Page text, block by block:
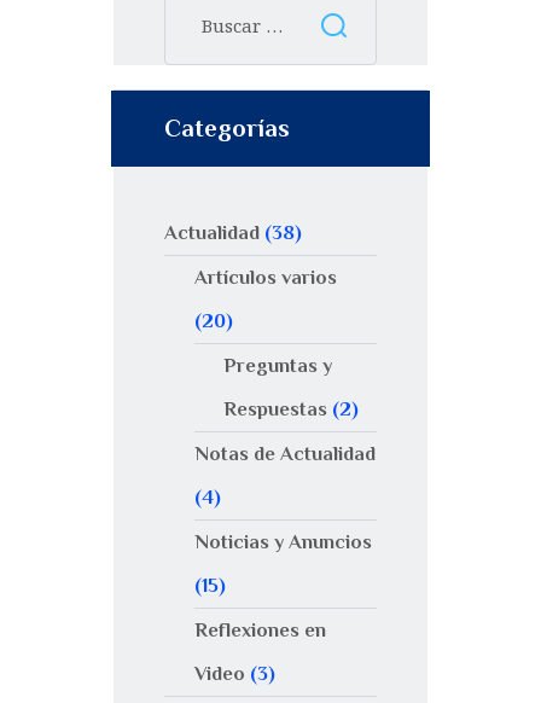
Categorías
Actualidad (38)
Artículos varios
(20)
Preguntas y
Respuestas (2)
Notas de Actualidad
(4)
Noticias y Anuncios
(15)
Reflexiones en
Video (3)